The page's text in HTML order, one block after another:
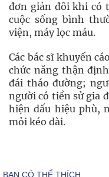
đơn giản đôi khi có
cuộc sống bình
viện, máy lọc máu.
Các bác sĩ khuyến
chức năng thận
đái tháo đường;
người có tiền sử gia
hiện dấu hiệu phù,
mỏi kéo dài.